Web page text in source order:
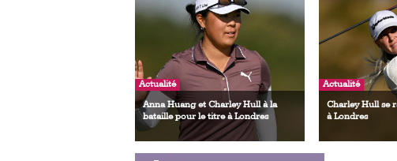
Actualité
Anna Huang et Charley Hull à la
bataille pour le titre à Londres
Actualité
Charley Hull se
à Londres